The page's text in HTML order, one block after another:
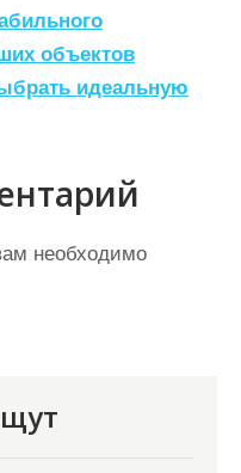
объектов
идеальную
необходимо